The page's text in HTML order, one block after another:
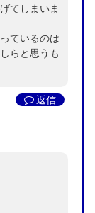
てしまいま
ているのは
らと思うも
返信